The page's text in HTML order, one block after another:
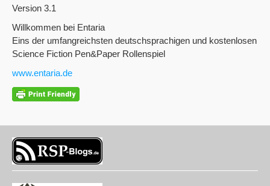
Version 3.1
Willkommen bei Entaria
Eins der umfangreichsten deutschsprachigen und kostenlosen
Science Fiction Pen&Paper Rollenspiel
www.entaria.de